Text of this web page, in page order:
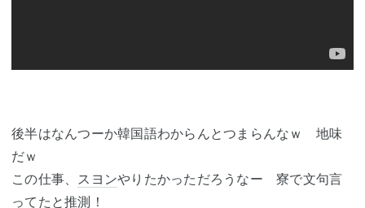
後半はなんつーか韓国語わからんとつまらんなｗ 地味
だｗ
この仕事、 スヨンやりたかっただろうなー 寮で文句言
ってたと推測！